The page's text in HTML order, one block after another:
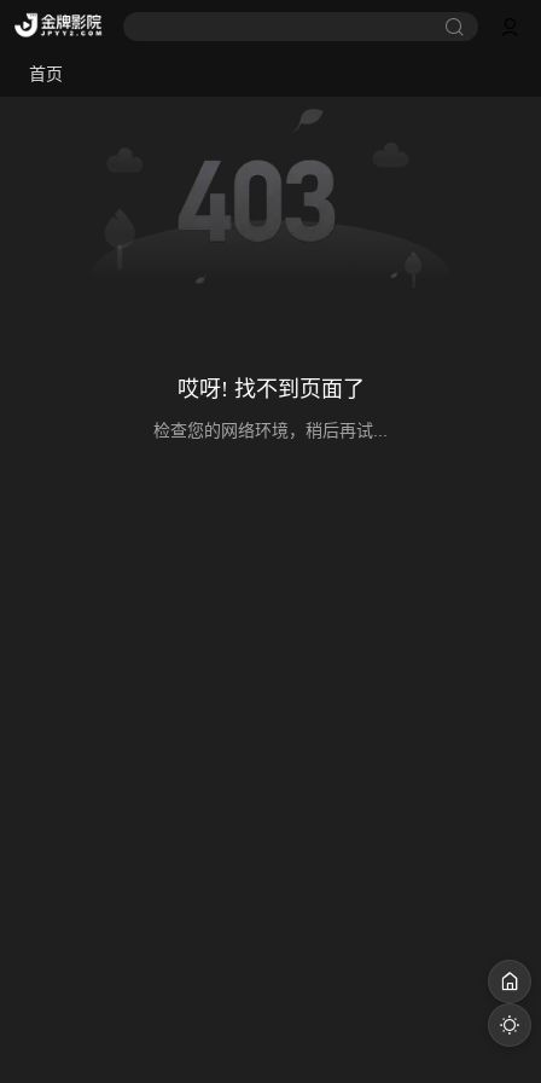
首页
哎呀! 找不到页面了
检查您的网络环境，稍后再试...